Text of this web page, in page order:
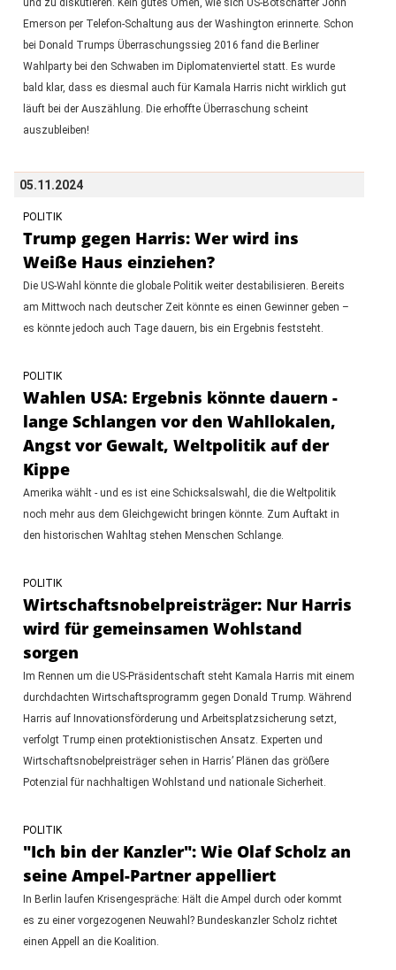
und zu diskutieren. Kein gutes Omen, wie sich US-Botschafter John
Emerson per Telefon-Schaltung aus der Washington erinnerte. Schon
bei Donald Trumps Überraschungssieg 2016 fand die Berliner
Wahlparty bei den Schwaben im Diplomatenviertel statt. Es wurde
bald klar, dass es diesmal auch für Kamala Harris nicht wirklich gut
läuft bei der Auszählung. Die erhoffte Überraschung scheint
auszubleiben!
05.11.2024
POLITIK
Trump gegen Harris: Wer wird ins
Weiße Haus einziehen?
Die US-Wahl könnte die globale Politik weiter destabilisieren. Bereits
am Mittwoch nach deutscher Zeit könnte es einen Gewinner geben –
es könnte jedoch auch Tage dauern, bis ein Ergebnis feststeht.
POLITIK
Wahlen USA: Ergebnis könnte dauern -
lange Schlangen vor den Wahllokalen,
Angst vor Gewalt, Weltpolitik auf der
Kippe
Amerika wählt - und es ist eine Schicksalswahl, die die Weltpolitik
noch mehr aus dem Gleichgewicht bringen könnte. Zum Auftakt in
den historischen Wahltag stehen Menschen Schlange.
POLITIK
Wirtschaftsnobelpreisträger: Nur Harris
wird für gemeinsamen Wohlstand
sorgen
Im Rennen um die US-Präsidentschaft steht Kamala Harris mit einem
durchdachten Wirtschaftsprogramm gegen Donald Trump. Während
Harris auf Innovationsförderung und Arbeitsplatzsicherung setzt,
verfolgt Trump einen protektionistischen Ansatz. Experten und
Wirtschaftsnobelpreisträger sehen in Harris’ Plänen das größere
Potenzial für nachhaltigen Wohlstand und nationale Sicherheit.
POLITIK
"Ich bin der Kanzler": Wie Olaf Scholz an
seine Ampel-Partner appelliert
In Berlin laufen Krisengespräche: Hält die Ampel durch oder kommt
es zu einer vorgezogenen Neuwahl? Bundeskanzler Scholz richtet
einen Appell an die Koalition.